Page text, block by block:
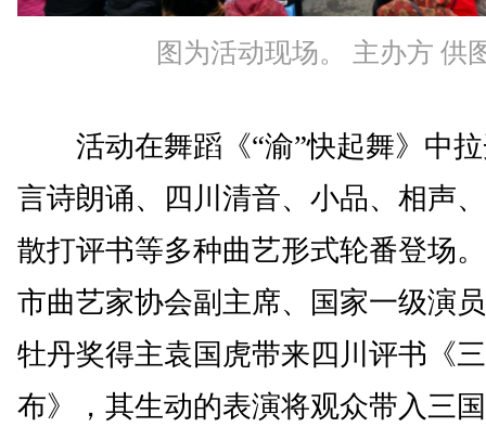
图为活动现场。 主办方 供
活动在舞蹈《“渝”快起舞》中拉
言诗朗诵、四川清音、小品、相声
散打评书等多种曲艺形式轮番登场
市曲艺家协会副主席、国家一级演
牡丹奖得主袁国虎带来四川评书《
布》，其生动的表演将观众带入三